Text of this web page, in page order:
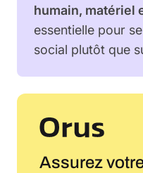
humain, matériel
essentielle pour
social plutôt que
Assurez